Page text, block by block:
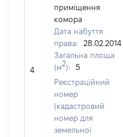
4
приміщення
комора
Дата набуття
права:
28.02.2014
Загальна площа
(м2):
5
Реєстраційний
номер
(кадастровий
номер для
земельної